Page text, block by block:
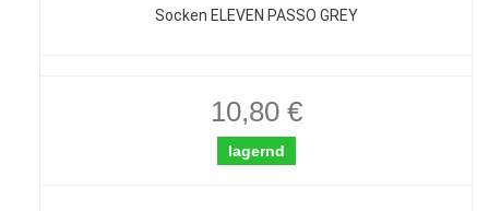
Socken ELEVEN PASSO GREY
10,80 €
lagernd